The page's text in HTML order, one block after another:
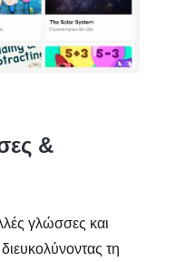
&
γλώσσες και
τη